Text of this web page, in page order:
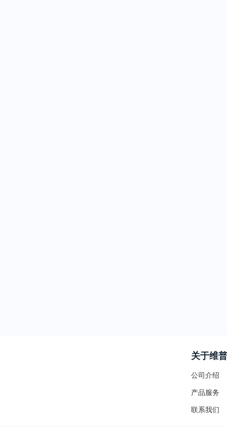
关于维普
公司介绍
产品服务
联系我们